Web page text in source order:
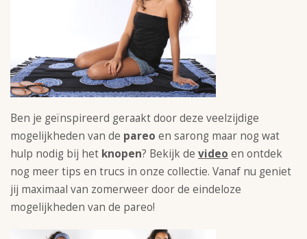
Ben je geïnspireerd geraakt door deze veelzijdige
mogelijkheden van de pareo en sarong maar nog wat
hulp nodig bij het knopen? Bekijk de video en ontdek
nog meer tips en trucs in onze collectie. Vanaf nu geniet
jij maximaal van zomerweer door de eindeloze
mogelijkheden van de pareo!